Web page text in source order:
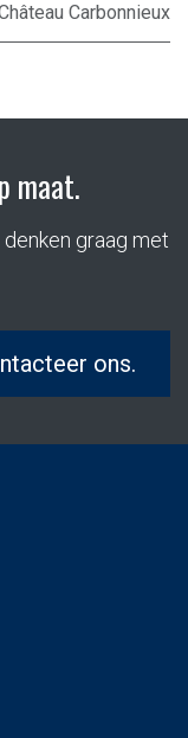
Carbonnieux
maat.
graag met
ons.